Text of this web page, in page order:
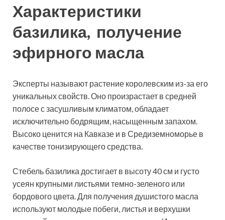
Характеристики
базилика, получение
эфирного масла
Эксперты называют растение королевским из-за его
уникальных свойств. Оно произрастает в средней
полосе с засушливым климатом, обладает
исключительно бодрящим, насыщенным запахом.
Высоко ценится на Кавказе и в Средиземноморье в
качестве тонизирующего средства.
Стебель базилика достигает в высоту 40 см и густо
усеян крупными листьями темно-зеленого или
бордового цвета. Для получения душистого масла
используют молодые побеги, листья и верхушки